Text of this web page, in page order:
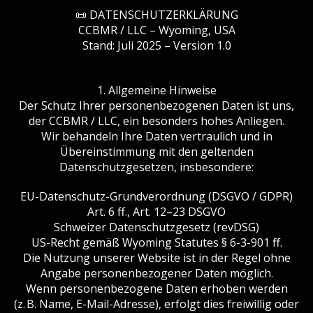
📜 DATENSCHUTZERKLÄRUNG
CCBMR / LLC – Wyoming, USA
Stand: Juli 2025 – Version 1.0
1. Allgemeine Hinweise
Der Schutz Ihrer personenbezogenen Daten ist uns,
der CCBMR / LLC, ein besonders hohes Anliegen.
Wir behandeln Ihre Daten vertraulich und in
Übereinstimmung mit den geltenden
Datenschutzgesetzen, insbesondere:
EU-Datenschutz-Grundverordnung (DSGVO / GDPR)
Art. 6 ff., Art. 12–23 DSGVO
Schweizer Datenschutzgesetz (revDSG)
US-Recht gemäß Wyoming Statutes § 6-3-901 ff.
Die Nutzung unserer Website ist in der Regel ohne
Angabe personenbezogener Daten möglich.
Wenn personenbezogene Daten erhoben werden
(z. B. Name, E-Mail-Adresse), erfolgt dies freiwillig oder